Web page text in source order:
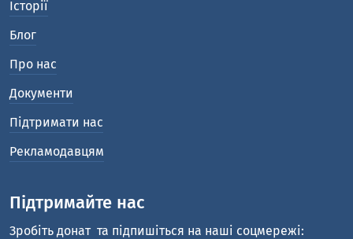
Історії
Блог
Про нас
Документи
Підтримати нас
Рекламодавцям
Підтримайте нас
Зробіть донат та підпишіться на наші соцмережі: